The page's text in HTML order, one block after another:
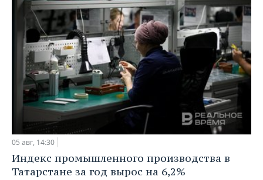
05 авг, 14:30
Индекс промышленного производства в
Татарстане за год вырос на 6,2%